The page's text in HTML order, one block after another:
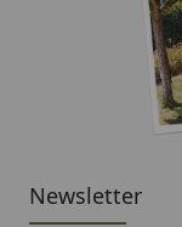
Newsletter